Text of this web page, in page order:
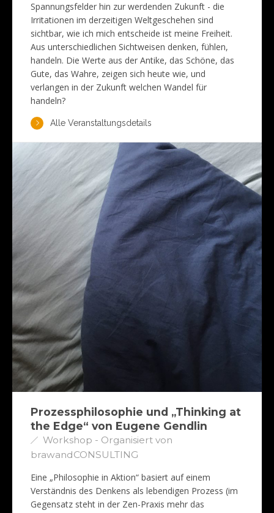
Spannungsfelder hin zur werdenden Zukunft - die
Irritationen im derzeitigen Weltgeschehen sind
sichtbar, wie ich mich entscheide ist meine Freiheit.
Aus unterschiedlichen Sichtweisen denken, fühlen,
handeln. Die Werte aus der Antike, das Schöne, das
Gute, das Wahre, zeigen sich heute wie, und
verlangen in der Zukunft welchen Wandel für
handeln?
Alle Veranstaltungsdetails
Prozessphilosophie und „Thinking at
the Edge“ von Eugene Gendlin
Workshop - Organisiert von
brawandCONSULTING
Eine „Philosophie in Aktion“ basiert auf einem
Verständnis des Denkens als lebendigen Prozess (im
Gegensatz steht in der Zen-Praxis mehr das